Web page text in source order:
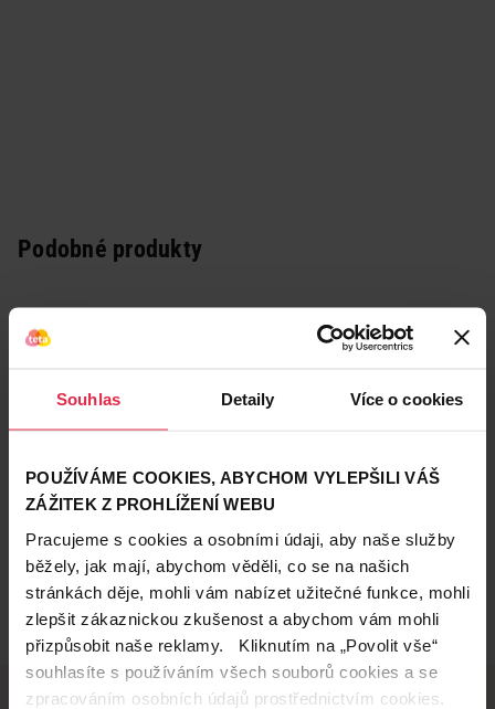
Souhlas Detaily Více o cookies
POUŽÍVÁME COOKIES, ABYCHOM VYLEPŠILI VÁŠ
ZÁŽITEK Z PROHLÍŽENÍ WEBU
Pracujeme s cookies a osobními údaji, aby naše služby
běžely, jak mají, abychom věděli, co se na našich
stránkách děje, mohli vám nabízet užitečné funkce, mohli
zlepšit zákaznickou zkušenost a abychom vám mohli
přizpůsobit naše reklamy. Kliknutím na „Povolit vše“
souhlasíte s používáním všech souborů cookies a se
zpracováním osobních údajů prostřednictvím cookies.
Podobné produkty